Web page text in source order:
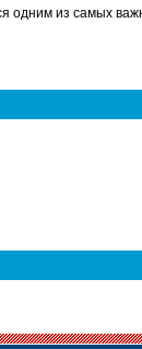
из самых